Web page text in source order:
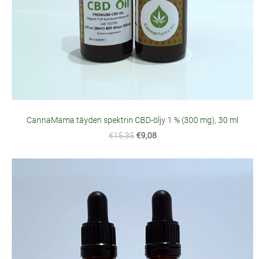
CannaMama täyden spektrin CBD-öljy 1 % (300 mg), 30 ml
€15,35 €9,08